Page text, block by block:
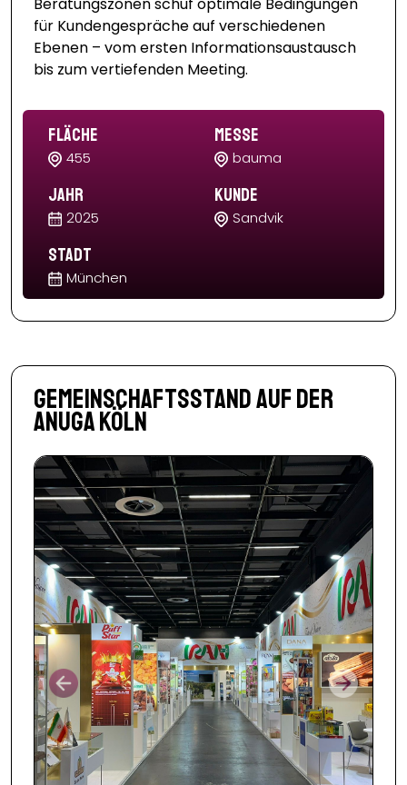
für Kundengespräche auf verschiedenen
Ebenen – vom ersten Informationsaustausch
bis zum vertiefenden Meeting.
Fläche
455
Messe
bauma
Jahr
2025
Kunde
Sandvik
Stadt
München
Gemeinschaftsstand auf der
ANUGA Köln
Next
Prev